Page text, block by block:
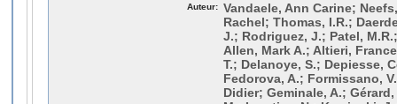
Auteur: Vandaele, Ann Carine;
Rachel; Thomas, I.R.;
J.; Rodriguez, J.; Patel,
Allen, Mark A.; Altieri,
T.; Delanoye, S.; Depiesse,
Fedorova, A.; Formissano,
Didier; Geminale, A.;